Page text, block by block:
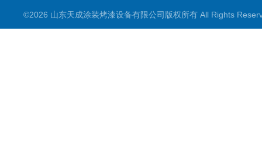
©2026 山东天成涂装烤漆设备有限公司版权所有 All Rights